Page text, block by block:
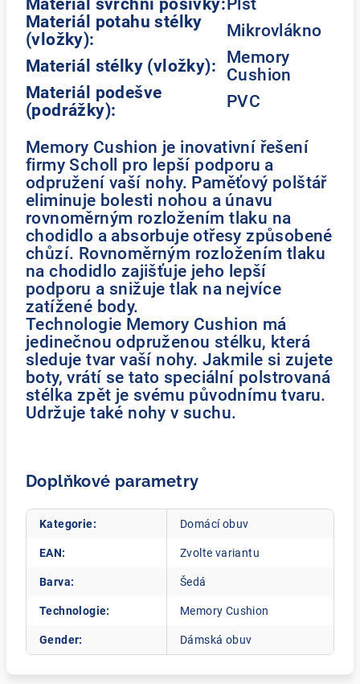
Materiál potahu stélky
(vložky):
Mikrovlákno
Materiál stélky (vložky): Memory
Cushion
Materiál podešve
(podrážky):
PVC
Memory Cushion je inovativní řešení
firmy Scholl pro lepší podporu a
odpružení vaší nohy. Paměťový polštář
eliminuje bolesti nohou a únavu
rovnoměrným rozložením tlaku na
chodidlo a absorbuje otřesy způsobené
chůzí. Rovnoměrným rozložením tlaku
na chodidlo zajišťuje jeho lepší
podporu a snižuje tlak na nejvíce
zatížené body.
Technologie Memory Cushion má
jedinečnou odpruženou stélku, která
sleduje tvar vaší nohy. Jakmile si zujete
boty, vrátí se tato speciální polstrovaná
stélka zpět je svému původnímu tvaru.
Udržuje také nohy v suchu.
Doplňkové parametry
Kategorie: Domácí obuv
EAN: Zvolte variantu
Barva: Šedá
Technologie: Memory Cushion
Gender: Dámská obuv